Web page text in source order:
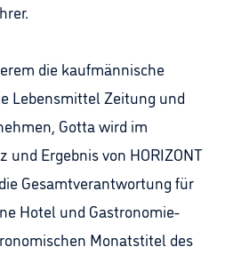
die kaufmännische
Lebensmittel Zeitung und
Gotta wird im
und Ergebnis von HORIZONT
Gesamtverantwortung für
Hotel und Gastronomie-
Monatstitel des